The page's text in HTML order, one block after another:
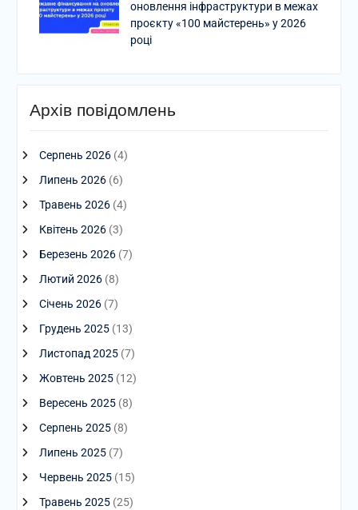
оновлення інфраструктури в межах
проєкту «100 майстерень» у 2026
році
Архів повідомлень
Серпень 2026(4)
Липень 2026(6)
Травень 2026(4)
Квітень 2026(3)
Березень 2026(7)
Лютий 2026(8)
Січень 2026(7)
Грудень 2025(13)
Листопад 2025(7)
Жовтень 2025(12)
Вересень 2025(8)
Серпень 2025(8)
Липень 2025(7)
Червень 2025(15)
Травень 2025(25)